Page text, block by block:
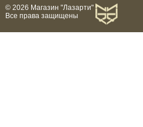
© 2026 Магазин "Лазарти"
Все права защищены